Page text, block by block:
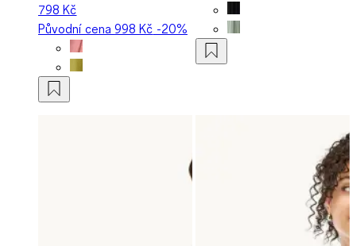
798 Kč
Původní cena998 Kč -20%